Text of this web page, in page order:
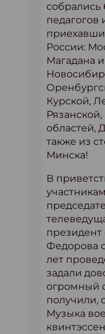
собрались
педагогов
России:
Магадана
Курской,
областей,
также из
Минска!
В
Федорова
лет
задали
огромный
получили,
Музыка